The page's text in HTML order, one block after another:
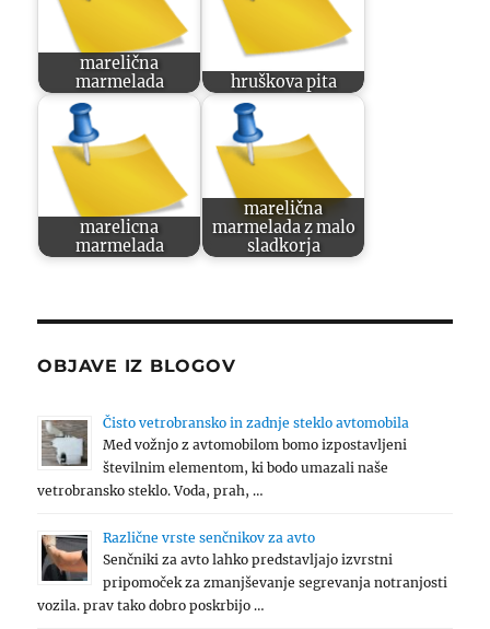
marelična
marmelada
hruškova pita
marelicna
marmelada
marelična
marmelada z malo
sladkorja
OBJAVE IZ BLOGOV
Čisto vetrobransko in zadnje steklo avtomobila
Med vožnjo z avtomobilom bomo izpostavljeni
številnim elementom, ki bodo umazali naše
vetrobransko steklo. Voda, prah, …
Različne vrste senčnikov za avto
Senčniki za avto lahko predstavljajo izvrstni
pripomoček za zmanjševanje segrevanja notranjosti
vozila. prav tako dobro poskrbijo …